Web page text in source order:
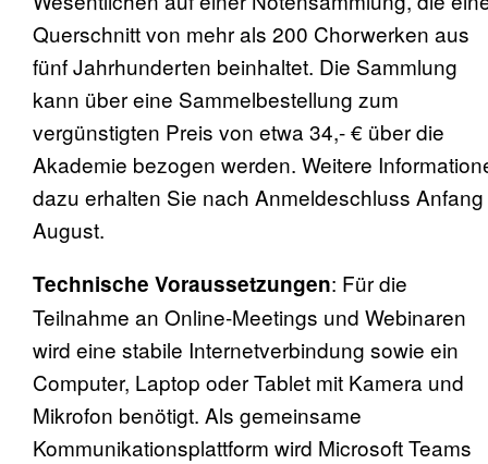
Querschnitt von mehr als 200 Chorwerken aus
fünf Jahrhunderten beinhaltet. Die Sammlung
kann über eine Sammelbestellung zum
vergünstigten Preis von etwa 34,- € über die
Akademie bezogen werden. Weitere
dazu erhalten Sie nach Anmeldeschluss Anfang
August.
Technische Voraussetzungen: Für die
Teilnahme an Online-Meetings und Webinaren
wird eine stabile Internetverbindung sowie ein
Computer, Laptop oder Tablet mit Kamera und
Mikrofon benötigt. Als gemeinsame
Kommunikationsplattform wird Microsoft Teams